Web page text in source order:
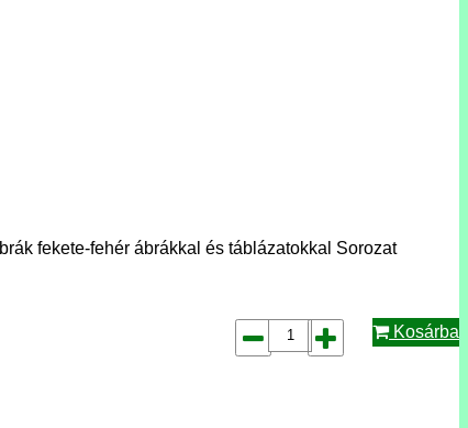
fekete-fehér ábrákkal és táblázatokkal Sorozat
Kosárba